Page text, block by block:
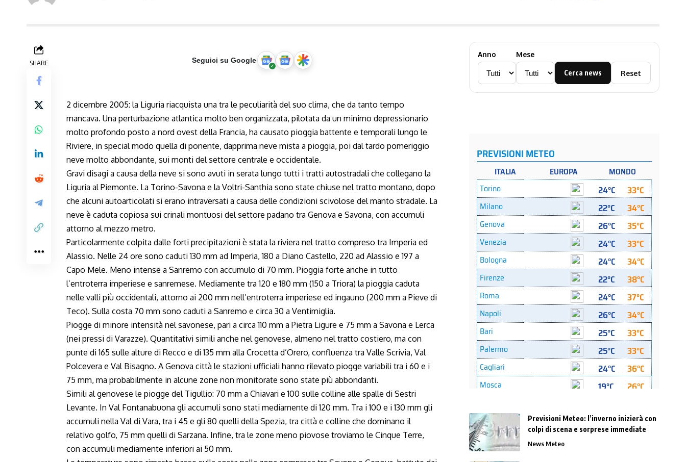
SHARE Seguici su Google
2 dicembre 2005: la Liguria riacquista una tra le peculiarità del suo clima, che da tanto tempo
mancava. Una perturbazione atlantica molto ben organizzata, pilotata da un minimo depressionario
molto profondo posto a nord ovest della Francia, ha causato pioggia battente e temporali lungo le
Riviere, in special modo quella di ponente, dapprima neve mista a pioggia, poi dal tardo pomeriggio
neve molto abbondante, sui monti del settore centrale e occidentale.
Gravi disagi a causa della neve si sono avuti in serata lungo tutti i tratti autostradali che collegano la
Liguria al Piemonte. La Torino-Savona e la Voltri-Santhia sono state chiuse nel tratto montano, dopo
che alcuni autoarticolati si erano intraversati a causa delle condizioni scivolose del manto stradale. La
neve è caduta copiosa sui crinali montuosi del settore padano tra Genova e Savona, con accumuli
attorno al mezzo metro.
Particolarmente colpita dalle forti precipitazioni è stata la riviera nel tratto compreso tra Imperia ed
Alassio. Nelle 24 ore sono caduti 130 mm ad Imperia, 180 a Diano Castello, 220 ad Alassio e 197 a
Capo Mele. Meno intense a Sanremo con accumulo di 70 mm. Pioggia forte anche in tutto
l’entroterra imperiese e sanremese. Mediamente tra 120 e 180 mm (150 a Triora) la pioggia caduta
nelle valli più occidentali, attorno ai 200 mm nell’entroterra imperiese ed ingauno (200 mm a Pieve di
Teco). Sulla costa 70 mm sono caduti a Sanremo e circa 30 a Ventimiglia.
Piogge di minore intensità nel savonese, pari a circa 110 mm a Pietra Ligure e 75 mm a Savona e Lerca
(nei pressi di Varazze). Quantitativi simili anche nel genovese, almeno nel tratto costiero, ma con
punte di 165 sulle alture di Recco e di 135 mm alla Crocetta d’Orero, confluenza tra Valle Scrivia, Val
Polcevera e Val Bisagno. A Genova città le stazioni ufficiali hanno rilevato piogge variabili tra i 60 e i
75 mm, ma probabilmente in alcune zone non monitorate sono state più abbondanti.
Simili al genovese le piogge del Tigullio: 70 mm a Chiavari e 100 sulle colline alle spalle di Sestri
Levante. In Val Fontanabuona gli accumuli sono stati mediamente di 120 mm. Tra i 100 e i 130 mm gli
accumuli nella Val di Vara, tra i 45 e gli 80 quelli della Spezia, tra città e colline che dominano il
relativo golfo, 75 mm quelli di Sarzana. Infine, tra le zone meno piovose troviamo le Cinque Terre,
con accumuli mediamente inferiori ai 50 mm.
Anno Mese
Cerca news Reset
Previsioni Meteo: l’inverno inizierà con
colpi di scena e sorprese immediate
News Meteo